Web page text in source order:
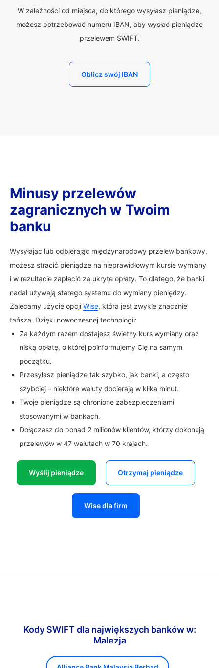
W zależności od miejsca, do którego wysyłasz pieniądze,
możesz potrzebować numeru IBAN, aby wysłać pieniądze
przelewem SWIFT.
Oblicz swój IBAN
Minusy przelewów
zagranicznych w Twoim
banku
Wysyłając lub odbierając międzynarodowy przelew bankowy,
możesz stracić pieniądze na nieprawidłowym kursie wymiany
i w rezultacie zapłacić za ukryte opłaty. To dlatego, że banki
nadal używają starego systemu do wymiany pieniędzy.
Zalecamy użycie opcji Wise, która jest zwykle znacznie
tańsza. Dzięki nowoczesnej technologii:
Za każdym razem dostajesz świetny kurs wymiany oraz
niską opłatę, o której poinformujemy Cię na samym
początku.
Przesyłasz pieniądze tak szybko, jak banki, a często
szybciej – niektóre waluty docierają w kilka minut.
Twoje pieniądze są chronione zabezpieczeniami
stosowanymi w bankach.
Dołączasz do ponad 2 milionów klientów, którzy dokonują
przelewów w 47 walutach w 70 krajach.
Wyślij pieniądze Otrzymaj pieniądze
Wise dla firm
Kody SWIFT dla największych banków w:
Malezja